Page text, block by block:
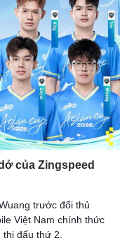
của Zingspeed
trước đối thủ
Việt Nam chính thức
đấu thứ 2.